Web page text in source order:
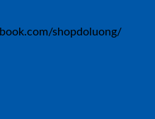
shopdoluong/